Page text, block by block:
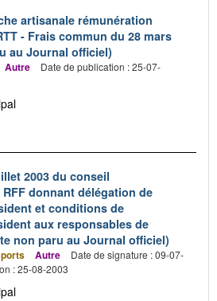
artisanale rémunération
- Frais commun du 28 mars
au Journal officiel)
Autre
Date de publication : 25-07-
2003 du conseil
donnant délégation de
et conditions de
aux responsables de
non paru au Journal officiel)
Autre
Date de signature : 09-07-
: 25-08-2003